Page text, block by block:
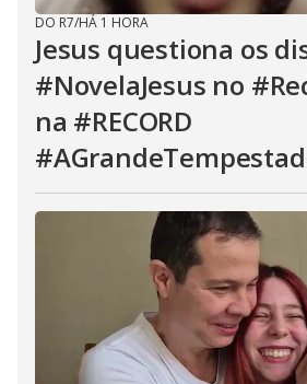
DO R7/HÁ 1 HORA
Jesus questiona os
#NovelaJesus no
na #RECORD